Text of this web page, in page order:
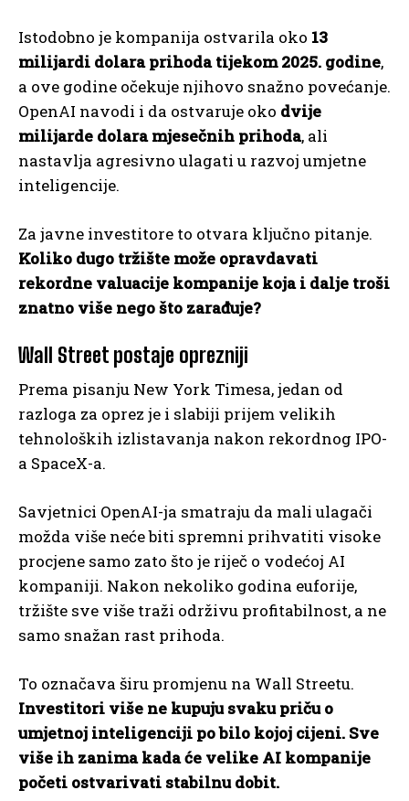
Istodobno je kompanija ostvarila oko 13
milijardi dolara prihoda tijekom 2025. godine,
a ove godine očekuje njihovo snažno povećanje.
OpenAI navodi i da ostvaruje oko dvije
milijarde dolara mjesečnih prihoda, ali
nastavlja agresivno ulagati u razvoj umjetne
inteligencije.
Za javne investitore to otvara ključno pitanje.
Koliko dugo tržište može opravdavati
rekordne valuacije kompanije koja i dalje troši
znatno više nego što zarađuje?
Wall Street postaje oprezniji
Prema pisanju New York Timesa, jedan od
razloga za oprez je i slabiji prijem velikih
tehnoloških izlistavanja nakon rekordnog IPO-
a SpaceX-a.
Savjetnici OpenAI-ja smatraju da mali ulagači
možda više neće biti spremni prihvatiti visoke
procjene samo zato što je riječ o vodećoj AI
kompaniji. Nakon nekoliko godina euforije,
tržište sve više traži održivu profitabilnost, a ne
samo snažan rast prihoda.
To označava širu promjenu na Wall Streetu.
Investitori više ne kupuju svaku priču o
umjetnoj inteligenciji po bilo kojoj cijeni. Sve
više ih zanima kada će velike AI kompanije
početi ostvarivati stabilnu dobit.